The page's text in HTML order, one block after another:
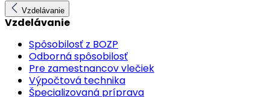
Vzdelávanie
Vzdelávanie
Spôsobilosť z BOZP
Odborná spôsobilosť
Pre zamestnancov vlečiek
Výpočtová technika
Špecializovaná príprava